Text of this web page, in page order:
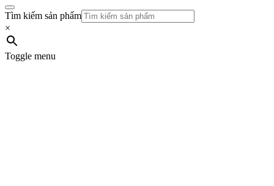
Tìm kiếm sản phẩm
×
Toggle menu